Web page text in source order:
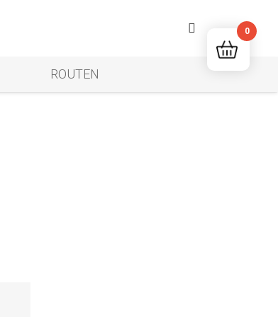
ROUTEN
0